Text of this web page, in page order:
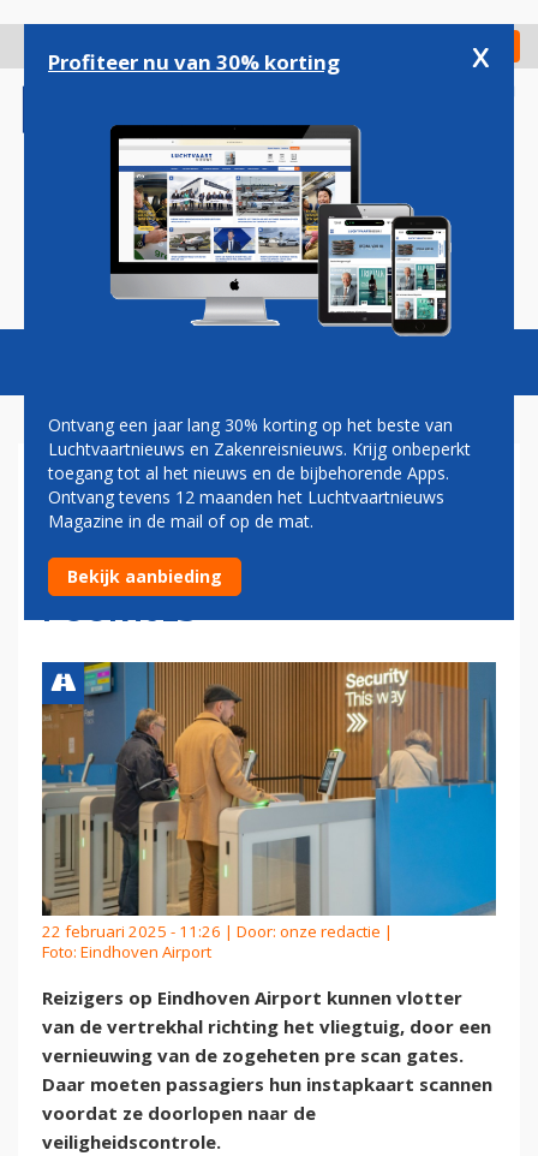
gaan
Check in
Magazine Podcasts Vacatures
VLOTTER RICHTING HET
VLIEGTUIG OP EINDHOVEN
AIRPORT DOOR VERNIEUWDE
POORTJES
22 februari 2025 - 11:26 | Door: onze redactie |
Foto: Eindhoven Airport
Reizigers op Eindhoven Airport kunnen vlotter
van de vertrekhal richting het vliegtuig, door een
vernieuwing van de zogeheten pre scan gates.
Daar moeten passagiers hun instapkaart scannen
voordat ze doorlopen naar de
veiligheidscontrole.
Profiteer nu van 30% korting x
Ontvang een jaar lang 30% korting op het beste van
Luchtvaartnieuws en Zakenreisnieuws. Krijg onbeperkt
toegang tot al het nieuws en de bijbehorende Apps.
Ontvang tevens 12 maanden het Luchtvaartnieuws
Magazine in de mail of op de mat.
Bekijk aanbieding